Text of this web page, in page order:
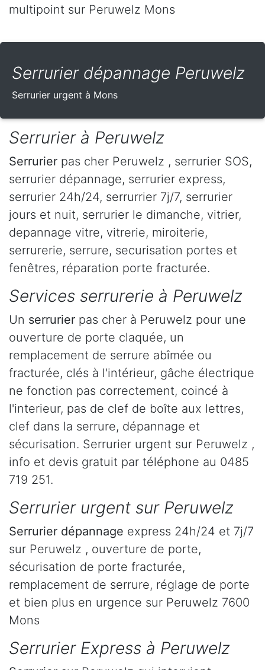
multipoint sur Peruwelz Mons
Serrurier dépannage Peruwelz
Serrurier urgent à Mons
Serrurier à Peruwelz
Serrurier pas cher Peruwelz , serrurier SOS,
serrurier dépannage, serrurier express,
serrurier 24h/24, serrurrier 7j/7, serrurier
jours et nuit, serrurier le dimanche, vitrier,
depannage vitre, vitrerie, miroiterie,
serrurerie, serrure, securisation portes et
fenêtres, réparation porte fracturée.
Services serrurerie à Peruwelz
Un serrurier pas cher à Peruwelz pour une
ouverture de porte claquée, un
remplacement de serrure abîmée ou
fracturée, clés à l'intérieur, gâche électrique
ne fonction pas correctement, coincé à
l'interieur, pas de clef de boîte aux lettres,
clef dans la serrure, dépannage et
sécurisation. Serrurier urgent sur Peruwelz ,
info et devis gratuit par téléphone au 0485
719 251.
Serrurier urgent sur Peruwelz
Serrurier dépannage express 24h/24 et 7j/7
sur Peruwelz , ouverture de porte,
sécurisation de porte fracturée,
remplacement de serrure, réglage de porte
et bien plus en urgence sur Peruwelz 7600
Mons
Serrurier Express à Peruwelz